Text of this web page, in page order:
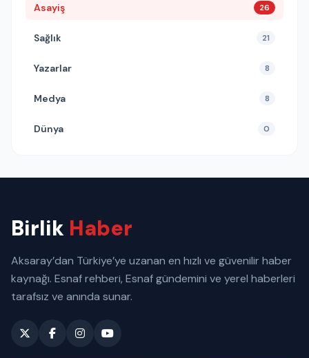
Asayiş 26
Sağlık 21
Yazarlar 8
Medya 8
Dünya 0
Birlik Haber
Aksaray’dan Türkiye’ye uzanan en hızlı ve güvenilir haber
kaynağı. Esnaf rehberi, Esnaf gündemini ve yerel haberleri
tarafsız ve anında sunar.